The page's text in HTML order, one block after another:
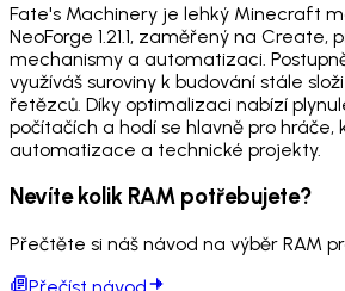
Fate's Machinery je lehký Minecraft
NeoForge 1.21.1, zaměřený na Create,
mechanismy a automatizaci.
využíváš suroviny k budování stále
řetězců. Díky optimalizaci nabízí
počítačích a hodí se hlavně pro hráče,
automatizace a technické projekty.
Nevíte kolik RAM potřebujete?
Přečtěte si náš návod na výběr RAM